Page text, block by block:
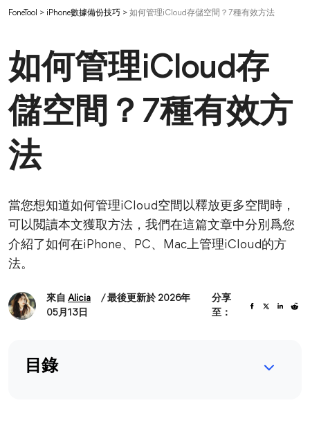
FoneTool > iPhone數據備份技巧 > 如何管理iCloud存儲空間？7種有效方法
如何管理iCloud存
儲空間？7種有效方
法
當您想知道如何管理iCloud空間以釋放更多空間時，
可以閲讀本文獲取方法，我們在這篇文章中分別爲您
介紹了如何在iPhone、PC、Mac上管理iCloud的方
法。
來自 Alicia
/ 最後更新於 2026年
05月13日
分享
至：
目錄